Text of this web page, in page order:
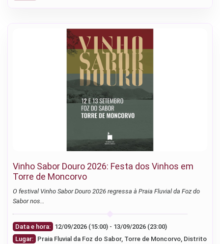
Vinho Sabor Douro 2026: Festa dos Vinhos em
Torre de Moncorvo
O festival Vinho Sabor Douro 2026 regressa à Praia Fluvial da Foz do
Sabor nos…
Data e hora:
12/09/2026 (15:00) - 13/09/2026 (23:00)
Lugar: Praia Fluvial da Foz do Sabor, Torre de Moncorvo, Distrito